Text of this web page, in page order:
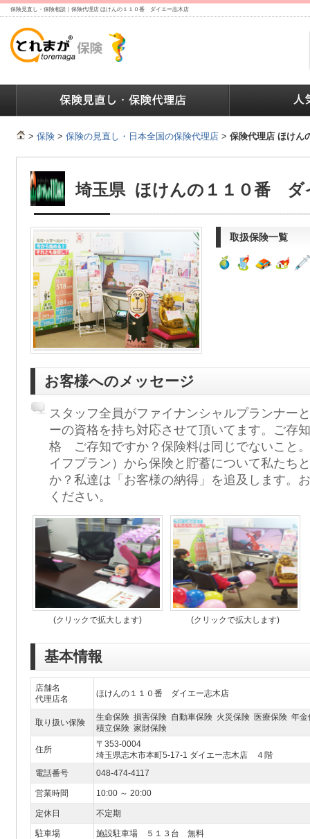
保険見直し・保険相談｜保険代理店 ほけんの１１０番 ダイエー志木店
> 保険 > 保険の見直し・日本全国の保険代理店 > 保険代理店 ほけ
埼玉県 ほけんの１１０番 ダ
取扱保険一覧
お客様へのメッセージ
スタッフ全員がファイナンシャルプランナー
ーの資格を持ち対応させて頂いてます。ご存
格 ご存知ですか？保険料は同じでないこと
イフプラン）から保険と貯蓄について私たち
か？私達は「お客様の納得」を追及します。
ください。
(クリックで拡大します) (クリックで拡大します)
基本情報
店舗名
代理店名
ほけんの１１０番 ダイエー志木店
取り扱い保険
生命保険 損害保険 自動車保険 火災保険 医療保険 年
積立保険 家財保険
住所
〒353-0004
埼玉県志木市本町5-17-1 ダイエー志木店 ４階
電話番号
048-474-4117
営業時間 10:00 ～ 20:00
定休日 不定期
駐車場 施設駐車場 ５１３台 無料